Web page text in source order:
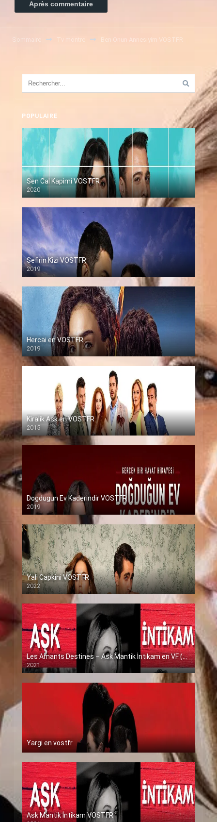
Sommaire Tv montre Ben Onun Annesiyim VOSTFR
POPULAIRE
Sen Cal Kapimi VOSTFR
2020
Sefirin Kizi VOSTFR
2019
Hercai en VOSTFR
2019
Kiralik Ask en VOSTFR
2015
Dogdugun Ev Kaderindir VOSTFR
2019
Yali Capkini VOSTFR
2022
Les Amants Destines – Ask Mantik İntikam en VF (Voix Francaise)
2021
Yargi en vostfr
Ask Mantik İntikam VOSTFR